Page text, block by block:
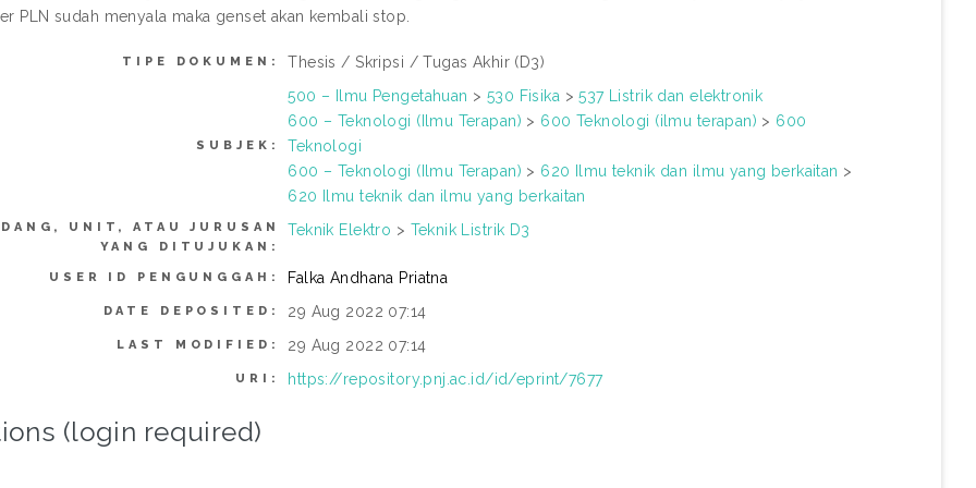
PLN sudah menyala maka genset akan kembali stop.
TIPE DOKUMEN: Thesis / Skripsi / Tugas Akhir (D3)
SUBJEK:
500 – Ilmu Pengetahuan > 530 Fisika >537 Listrik dan elektronik
600 – Teknologi (Ilmu Terapan) > 600 Teknologi (ilmu terapan) > 600
Teknologi
600 – Teknologi (Ilmu Terapan) > 620 Ilmu teknik dan ilmu yang berkaitan >
620 Ilmu teknik dan ilmu yang berkaitan
UNIT, ATAU JURUSAN
YANG DITUJUKAN:
Teknik Elektro > Teknik Listrik D3
USER ID PENGUNGGAH: Falka Andhana Priatna
DATE DEPOSITED: 29 Aug 2022 07:14
LAST MODIFIED: 29 Aug 2022 07:14
URI: https://repository.pnj.ac.id/id/eprint/7677
(login required)